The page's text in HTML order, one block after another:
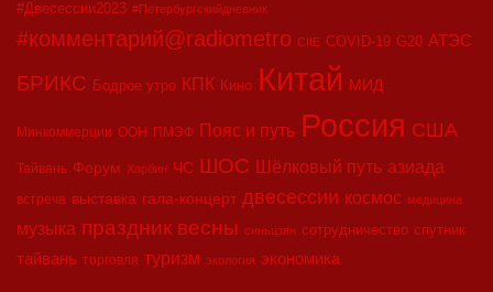
#Двесессии2023 #Петербургскийдневник
#комментарий@radiometro CIIE COVID-19 G20 АТЭС
БРИКС Бодрое утро КПК Кино Китай МИД
Минкоммерции ООН ПМЭФ Пояс и путь Россия США
Тайвань Форум Харбин ЧС ШОС Шёлковый путь азиада
встреча выставка гала-концерт двесессии космос медицина
музыка праздник весны синьцзян сотрудничество спутник
тайвань торговля туризм экология экономика